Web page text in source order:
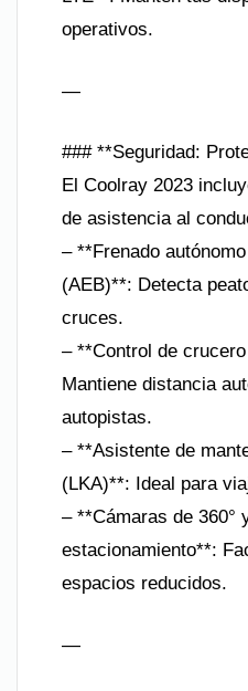
operativos.
—
### **Seguridad:
El Coolray 2023
de asistencia al
– **Frenado
(AEB)**: Detecta
cruces.
– **Control de
Mantiene distancia
autopistas.
– **Asistente de
(LKA)**: Ideal para
– **Cámaras de 360°
estacionamiento**:
espacios reducidos.
—